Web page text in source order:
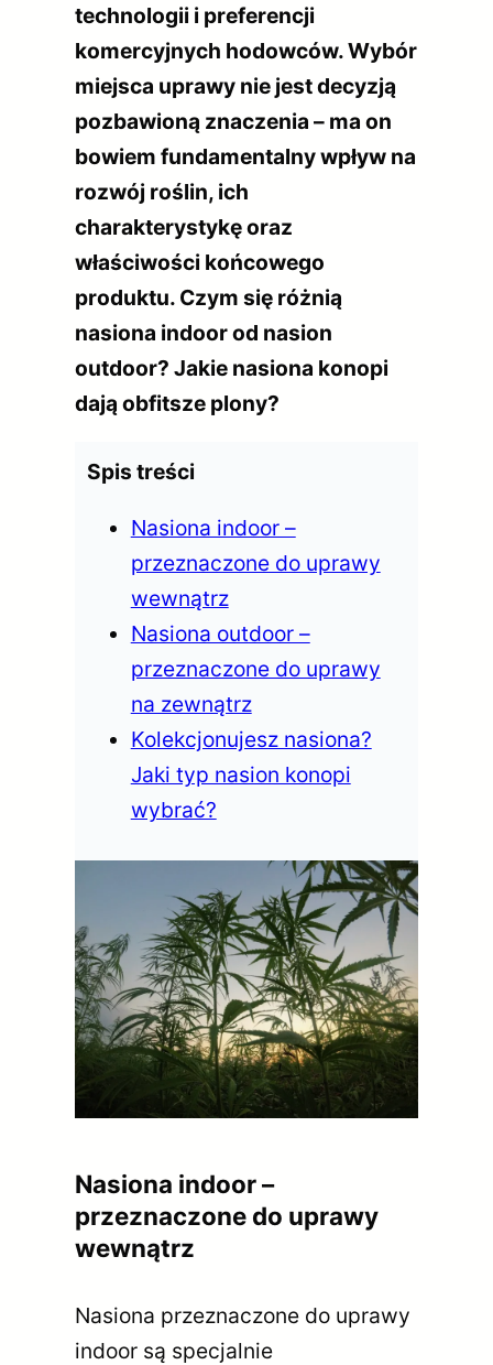
technologii i preferencji
komercyjnych hodowców. Wybór
miejsca uprawy nie jest decyzją
pozbawioną znaczenia – ma on
bowiem fundamentalny wpływ na
rozwój roślin, ich
charakterystykę oraz
właściwości końcowego
produktu. Czym się różnią
nasiona indoor od nasion
outdoor? Jakie nasiona konopi
dają obfitsze plony?
Spis treści
Nasiona indoor –
przeznaczone do uprawy
wewnątrz
Nasiona outdoor –
przeznaczone do uprawy
na zewnątrz
Kolekcjonujesz nasiona?
Jaki typ nasion konopi
wybrać?
Nasiona indoor –
przeznaczone do uprawy
wewnątrz
Nasiona przeznaczone do uprawy
indoor są specjalnie